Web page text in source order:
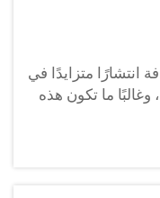
متزايدًا في
وغالبًا ما تكون هذه
شفاف
وهذا يمنح الأطعمة